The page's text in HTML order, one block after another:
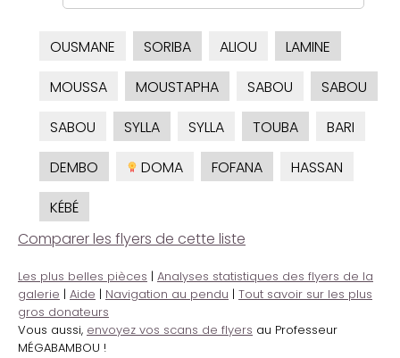
OUSMANE SORIBA ALIOU
LAMINE
MOUSSA
MOUSTAPHA SABOU
SABOU
SABOU
SYLLA SYLLA TOUBA
BARI
DEMBO
DOMA FOFANA
HASSAN
KÉBÉ
Comparer les flyers de cette liste
Les plus belles pièces | Analyses statistiques des flyers de la
galerie | Aide | Navigation au pendu | Tout savoir sur les plus
gros donateurs
Vous aussi, envoyez vos scans de flyers au Professeur
MÉGABAMBOU !